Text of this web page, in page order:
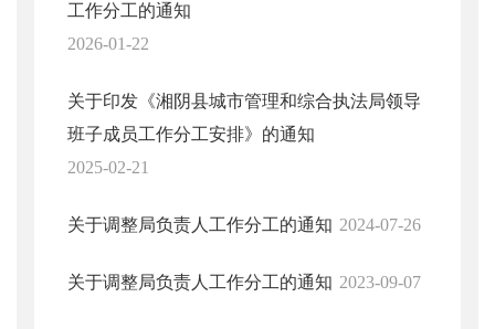
工作分工的通知
2026-01-22
关于印发《湘阴县城市管理和综合执法局领导
班子成员工作分工安排》的通知
2025-02-21
关于调整局负责人工作分工的通知 2024-07-26
关于调整局负责人工作分工的通知 2023-09-07